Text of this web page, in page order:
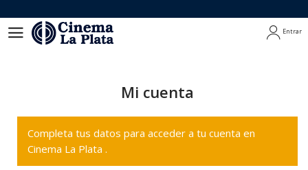
Entrar
Mi cuenta
Completa tus datos para acceder a tu cuenta en
Cinema La Plata .